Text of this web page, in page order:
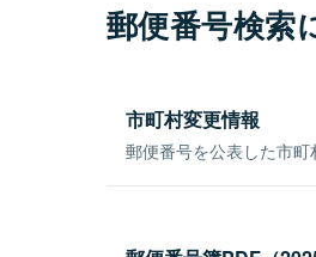
郵便番号検索
市町村変更情報
郵便番号を公表した市町